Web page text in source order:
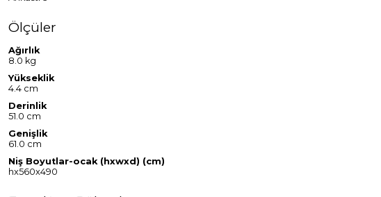
Ölçüler
Ağırlık
8.0 kg
Yükseklik
4.4 cm
Derinlik
51.0 cm
Genişlik
61.0 cm
Niş Boyutlar-ocak (hxwxd) (cm)
hx560x490